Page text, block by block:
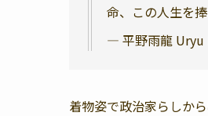
命、この人生を捧
— 平野雨龍 Uryu
着物姿で政治家らしか